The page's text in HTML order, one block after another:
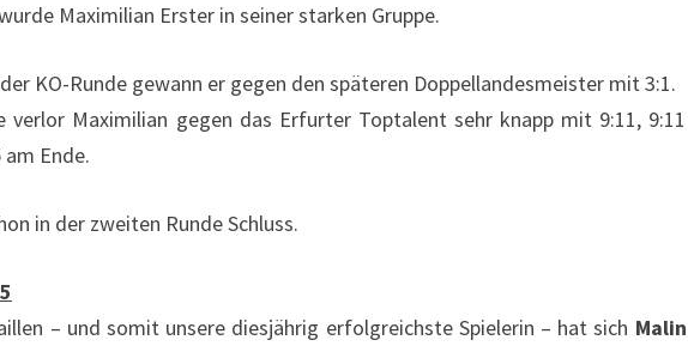
Maximilian Erster in seiner starken Gruppe.
KO-Runde gewann er gegen den späteren Doppellandesmeister mit 3:1.
verlor Maximilian gegen das Erfurter Toptalent sehr knapp mit 9:11, 9:11
Ende.
in der zweiten Runde Schluss.
– und somit unsere diesjährig erfolgreichste Spielerin – hat sich Malin